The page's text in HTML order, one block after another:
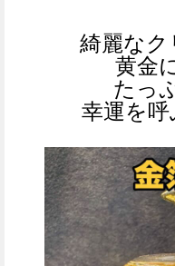
綺麗なク
黄金
たっ
幸運を呼